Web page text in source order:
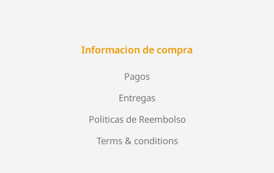
Informacion de compra
Pagos
Entregas
Politicas de Reembolso
Terms & conditions